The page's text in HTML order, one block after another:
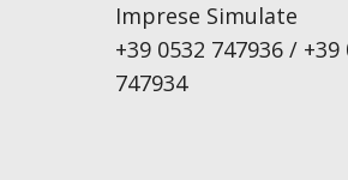
Imprese Simulate
+39 0532 747936 / +39
747934